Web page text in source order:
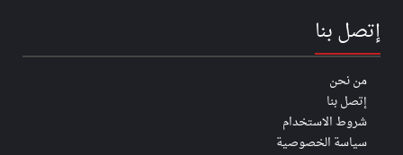
إتصل بنا
من نحن
إتصل بنا
شروط الاستخدام
سياسة الخصوصية